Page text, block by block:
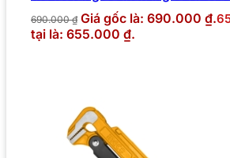
690.000₫ Giá gốc là: 690.000 ₫.
tại là: 655.000 ₫.